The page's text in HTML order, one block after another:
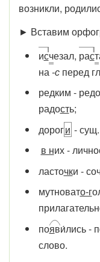
возникли,
► Вставим
исчезал, раст
на-сперед
редким - ред
радость;
дороги -
в них -
ласточки -
мутновато-г
появи́лись -
слово.